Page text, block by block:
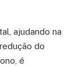
ajudando na
do
é